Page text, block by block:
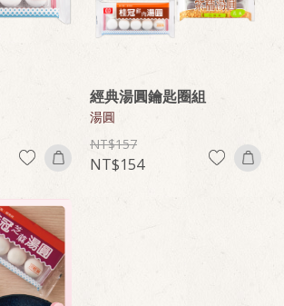
經典湯圓鑰匙圈組
湯圓
157
154